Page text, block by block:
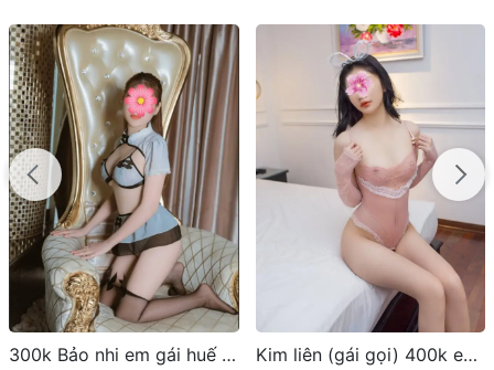
Kim liên (gái gọi) 400k em đang ở khu Phan Chu Trinh Huế
Gái Gú Huế – Khám Phá Thế Giới Giải Trí Đêm